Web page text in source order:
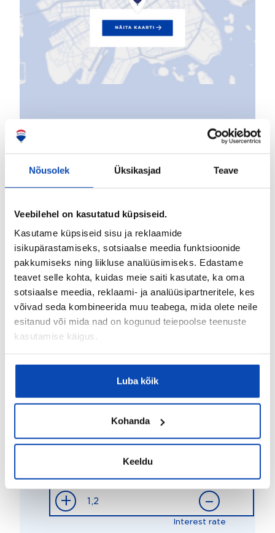
Nõusolek Üksikasjad Teave
Veebilehel on kasutatud küpsiseid.
Kasutame küpsiseid sisu ja reklaamide
isikupärastamiseks, sotsiaalse meedia funktsioonide
pakkumiseks ning liikluse analüüsimiseks. Edastame
teavet selle kohta, kuidas meie saiti kasutate, ka oma
sotsiaalse meedia, reklaami- ja analüüsipartneritele, kes
võivad seda kombineerida muu teabega, mida olete neile
esitanud või mida nad on kogunud teiepoolse teenuste
kasutamise käigus.
Luba kõik
Kohanda
Keeldu
Loan calculator
Payment
Loan time (years)
–
+
Interest rate